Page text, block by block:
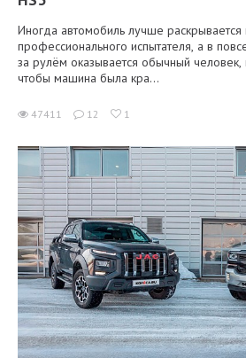
Иногда автомобиль лучше раскрывается
профессионального испытателя, а в
за рулём оказывается обычный человек,
чтобы машина была кра...
47411 12 1